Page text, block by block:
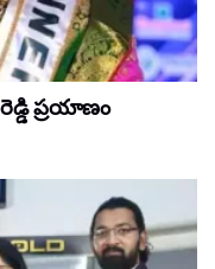
ప్రయాణం